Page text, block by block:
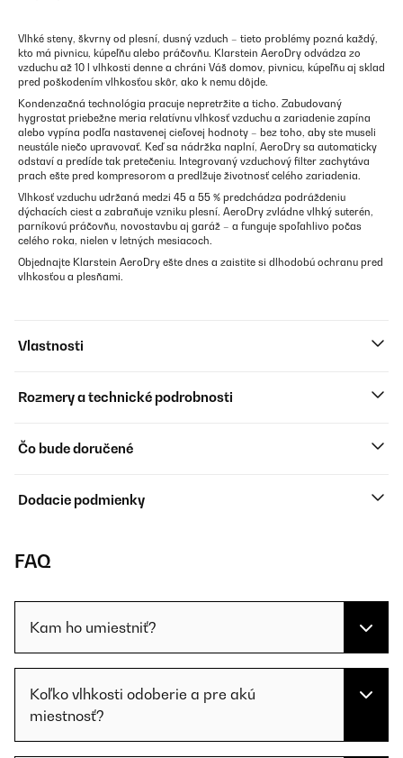
Vlhké steny, škvrny od plesní, dusný vzduch – tieto problémy pozná každý,
kto má pivnicu, kúpeľňu alebo práčovňu. Klarstein AeroDry odvádza zo
vzduchu až 10 l vlhkosti denne a chráni Váš domov, pivnicu, kúpeľňu aj sklad
pred poškodením vlhkosťou skôr, ako k nemu dôjde.
Kondenzačná technológia pracuje nepretržite a ticho. Zabudovaný
hygrostat priebežne meria relatívnu vlhkosť vzduchu a zariadenie zapína
alebo vypína podľa nastavenej cieľovej hodnoty – bez toho, aby ste museli
neustále niečo upravovať. Keď sa nádržka naplní, AeroDry sa automaticky
odstaví a predíde tak pretečeniu. Integrovaný vzduchový filter zachytáva
prach ešte pred kompresorom a predlžuje životnosť celého zariadenia.
Vlhkosť vzduchu udržaná medzi 45 a 55 % predchádza podráždeniu
dýchacích ciest a zabraňuje vzniku plesní. AeroDry zvládne vlhký suterén,
parníkovú práčovňu, novostavbu aj garáž – a funguje spoľahlivo počas
celého roka, nielen v letných mesiacoch.
Objednajte Klarstein AeroDry ešte dnes a zaistite si dlhodobú ochranu pred
vlhkosťou a plesňami.
Vlastnosti
Rozmery a technické podrobnosti
Čo bude doručené
Dodacie podmienky
FAQ
Kam ho umiestniť?
Koľko vlhkosti odoberie a pre akú
miestnosť?